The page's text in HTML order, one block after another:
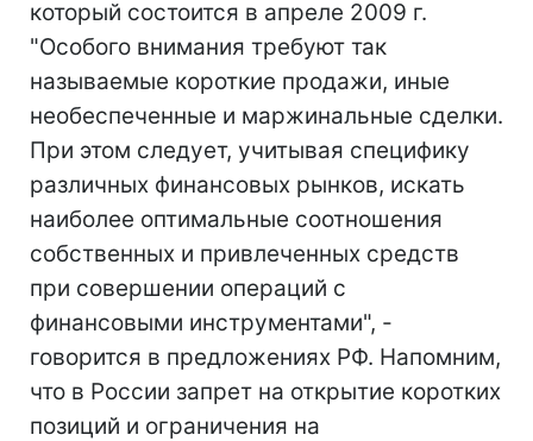
который состоится в апреле 2009 г.
"Особого внимания требуют так
называемые короткие продажи, иные
необеспеченные и маржинальные сделки.
При этом следует, учитывая специфику
различных финансовых рынков, искать
наиболее оптимальные соотношения
собственных и привлеченных средств
при совершении операций с
финансовыми инструментами", -
говорится в предложениях РФ. Напомним,
что в России запрет на открытие коротких
позиций и ограничения на